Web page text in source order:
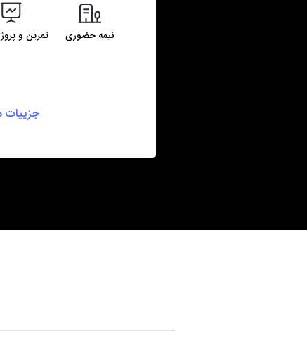
نیمه حضوری تمرین و
جزییات